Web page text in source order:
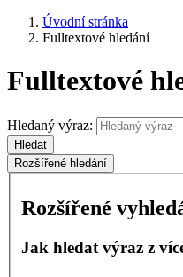
Úvodní stránka
Fulltextové hledání
Fulltextové
Hledaný výraz:
Hledat
Rozšířené hledání
Rozšířené
Jak hledat výraz z